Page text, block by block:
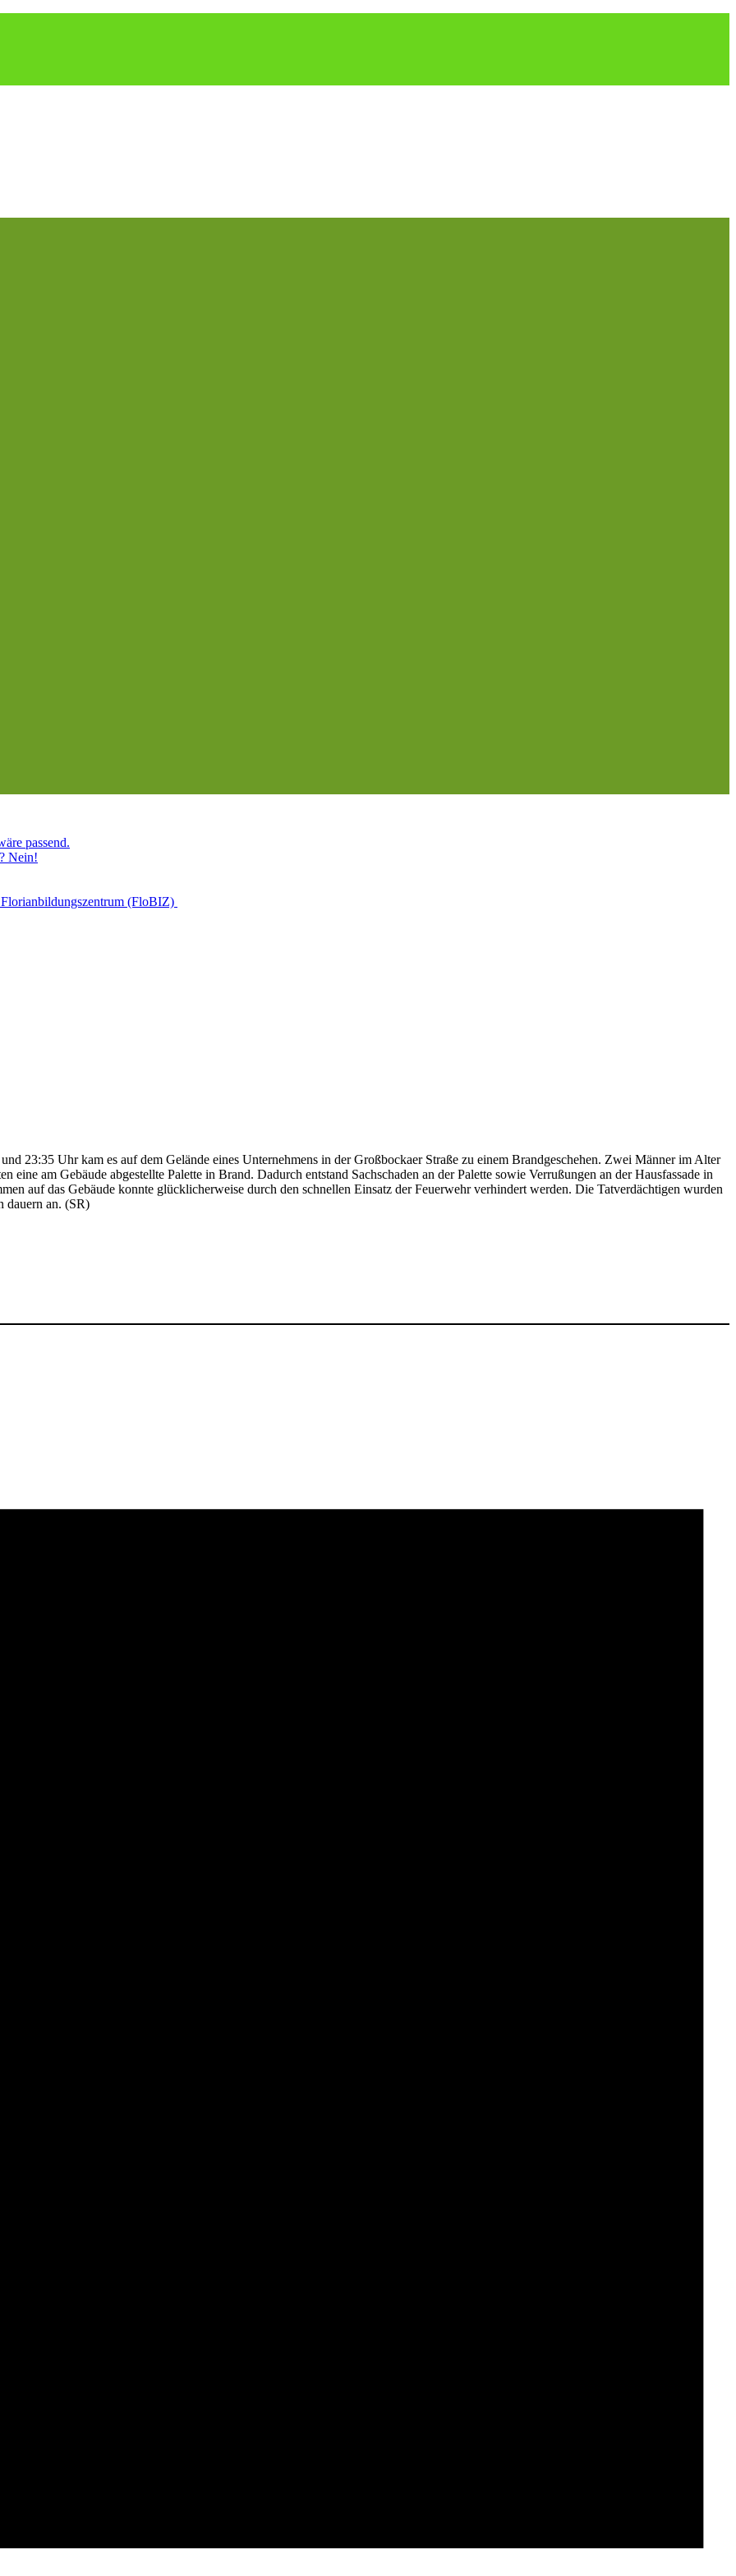
passend.
Nein!
(FloBIZ)
23:35 Uhr kam es auf dem Gelände eines Unternehmens in der Großbockaer Straße zu einem Brandgeschehen. Zwei Männer im Alter
eine am Gebäude abgestellte Palette in Brand. Dadurch entstand Sachschaden an der Palette sowie Verrußungen an der Hausfassade in
auf das Gebäude konnte glücklicherweise durch den schnellen Einsatz der Feuerwehr verhindert werden. Die Tatverdächtigen wurden
dauern an. (SR)